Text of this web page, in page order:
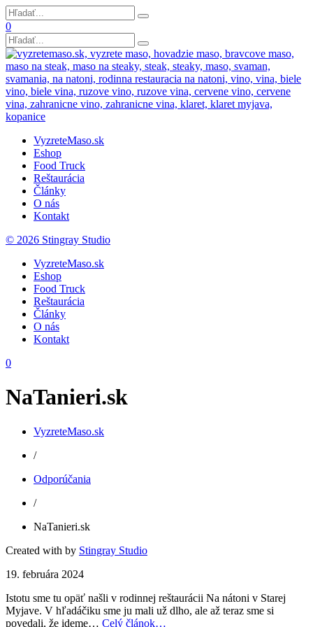
0
VyzreteMaso.sk
Eshop
Food Truck
Reštaurácia
Články
O nás
Kontakt
© 2026 Stingray Studio
VyzreteMaso.sk
Eshop
Food Truck
Reštaurácia
Články
O nás
Kontakt
0
NaTanieri.sk
VyzreteMaso.sk
/
Odporúčania
/
NaTanieri.sk
Created with by Stingray Studio
19. februára 2024
Istotu sme tu opäť našli v rodinnej reštaurácii Na nátoni v Starej
Myjave. V hľadáčiku sme ju mali už dlho, ale až teraz sme si
povedali, že ideme… Celý článok…